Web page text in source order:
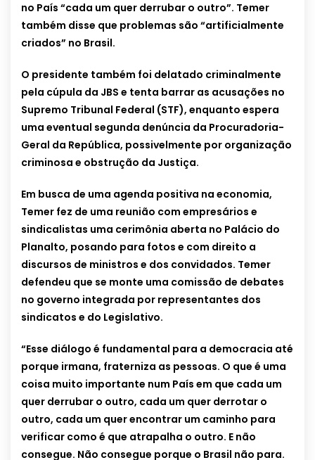
no País “cada um quer derrubar o outro”. Temer
também disse que problemas são “artificialmente
criados” no Brasil.
O presidente também foi delatado criminalmente
pela cúpula da JBS e tenta barrar as acusações no
Supremo Tribunal Federal (STF), enquanto espera
uma eventual segunda denúncia da Procuradoria-
Geral da República, possivelmente por organização
criminosa e obstrução da Justiça.
Em busca de uma agenda positiva na economia,
Temer fez de uma reunião com empresários e
sindicalistas uma cerimônia aberta no Palácio do
Planalto, posando para fotos e com direito a
discursos de ministros e dos convidados. Temer
defendeu que se monte uma comissão de debates
no governo integrada por representantes dos
sindicatos e do Legislativo.
“Esse diálogo é fundamental para a democracia até
porque irmana, fraterniza as pessoas. O que é uma
coisa muito importante num País em que cada um
quer derrubar o outro, cada um quer derrotar o
outro, cada um quer encontrar um caminho para
verificar como é que atrapalha o outro. E não
consegue. Não consegue porque o Brasil não para.